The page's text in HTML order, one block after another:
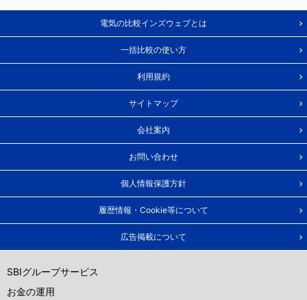
電気の比較インズウェブとは
一括比較の使い方
利用規約
サイトマップ
会社案内
お問い合わせ
個人情報保護方針
履歴情報・Cookie等について
広告掲載について
SBIグループサービス
お金の運用